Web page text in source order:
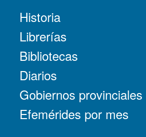
Historia
Librerías
Bibliotecas
Diarios
Gobiernos provinciales
Efemérides por mes